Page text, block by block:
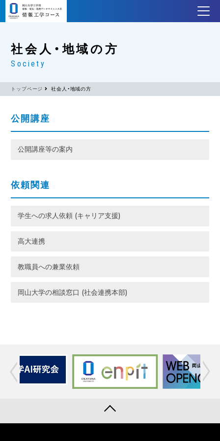
社会人・地域の方
Society
トップページ 社会人・地域の方
公開講座
公開講座等の案内
依頼関連
学生への求人依頼 (キャリア支援)
高大連携
教職員への兼業依頼
岡山大学の相談窓口 (社会連携本部)